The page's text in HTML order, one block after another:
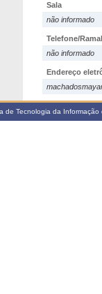
Sala
não informado
Telefone/Ramal
não informado
Endereço
de Tecnologia da